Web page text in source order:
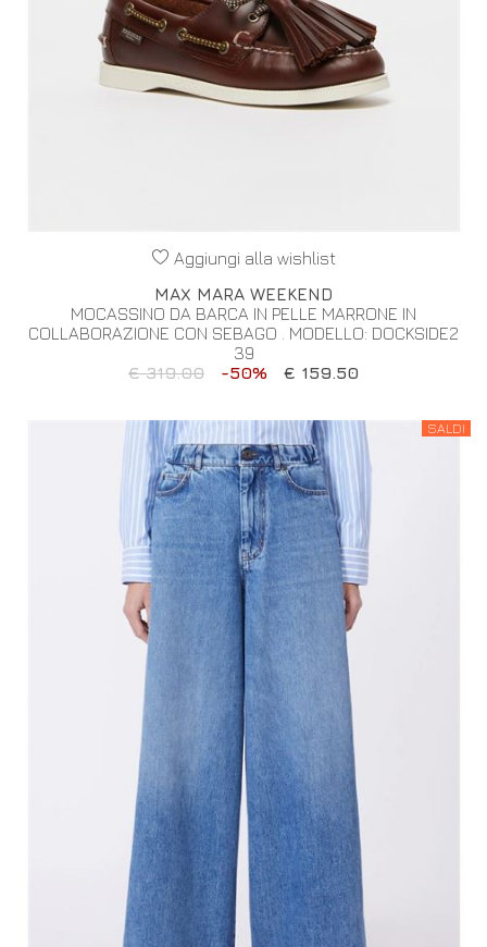
Aggiungi alla wishlist
MAX MARA WEEKEND
MOCASSINO DA BARCA IN PELLE MARRONE IN
COLLABORAZIONE CON SEBAGO . MODELLO: DOCKSIDE2
39
€ 319.00
-50% € 159.50
SALDI